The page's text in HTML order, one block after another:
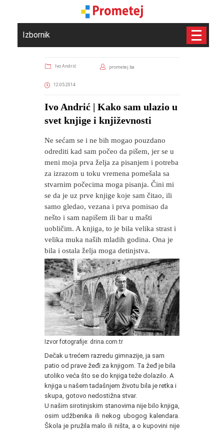
Izbornik
Ivo Andrić prometej.ba
12.05.2014
Ivo Andrić | Kako sam ulazio u
svet knjige i književnosti
Ne sećam se i ne bih mogao pouzdano
odrediti kad sam počeo da pišem, jer se u
meni moja prva želja za pisanjem i potreba
za izrazom u toku vremena pomešala sa
stvarnim počecima moga pisanja. Čini mi
se da je uz prve knjige koje sam čitao, ili
samo gledao, vezana i prva pomisao da
nešto i sam napišem ili bar u mašti
uobličim. A knjiga, to je bila velika strast i
velika muka naših mladih godina. Ona je
bila i ostala želja moga detinjstva.
Izvor fotografije: drina.com.tr
Dečak u trećem razredu gimnazije, ja sam
patio od prave žeđi za knjigom. Ta žeđ je bila
utoliko veća što se do knjiga teže dolazilo. A
knjiga u našem tadašnjem životu bila je retka i
skupa, gotovo nedostižna stvar.
U našim sirotinjskim stanovima nije bilo knjiga,
osim udžbenika ili nekog ubogog kalendara.
Škola je pružila malo ili ništa, a o kupovini nije